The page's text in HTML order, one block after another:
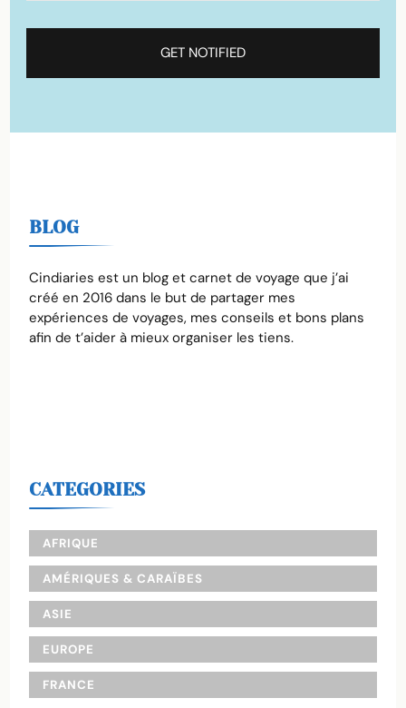
BLOG
Cindiaries est un blog et carnet de voyage que j’ai
créé en 2016 dans le but de partager mes
expériences de voyages, mes conseils et bons plans
afin de t’aider à mieux organiser les tiens.
CATEGORIES
AFRIQUE
AMÉRIQUES & CARAÏBES
ASIE
EUROPE
FRANCE